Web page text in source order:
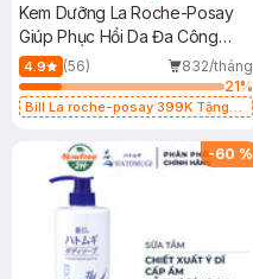
Kem Dưỡng La Roche-Posay
Giúp Phục Hồi Da Đa Công
Dụng 40ml
4.9 (56)
832/tháng
21%
Bill La roche-posay 399K Tặng
(SL có hạn)
-60 %